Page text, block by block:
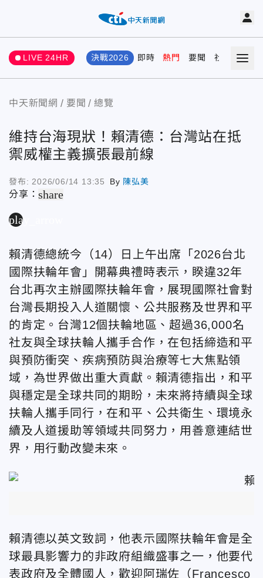
LIVE 24HR 決戰2026 即時 熱門 要聞 社會 娛樂
中天新聞網 要聞 總覽
維持台海現狀！賴清德：台灣站在抵
禦威權主義擴張最前線
發布: 2026/06/14 13:35 By 陳弘美
分享：share
play_arrow
賴清德總統今（14）日上午出席「2026台北
國際扶輪年會」開幕典禮時表示，睽違32年
台北再次主辦國際扶輪年會，展現國際社會對
台灣長期投入人道關懷、公共服務及世界和平
的肯定。台灣12個扶輪地區、超過36,000名
社友與全球扶輪人攜手合作，在包括締造和平
與預防衝突、疾病預防與治療等七大焦點領
域，為世界做出重大貢獻。賴清德指出，和平
與穩定是全球共同的期盼，未來將持續與全球
扶輪人攜手同行，在和平、公共衛生、環境永
續及人道援助等領域共同努力，用善意連結世
界，用行動改變未來。
賴清德以英文致詞，他表示國際扶輪年會是全
球最具影響力的非政府組織盛事之一，他要代
表政府及全體國人，歡迎阿瑞佐（Francesco